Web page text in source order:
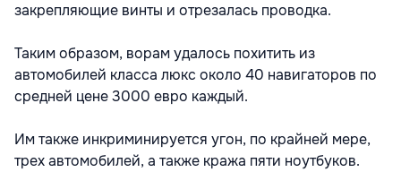
закрепляющие винты и отрезалась проводка.
Таким образом, ворам удалось похитить из
автомобилей класса люкс около 40 навигаторов по
средней цене 3000 евро каждый.
Им также инкриминируется угон, по крайней мере,
трех автомобилей, а также кража пяти ноутбуков.